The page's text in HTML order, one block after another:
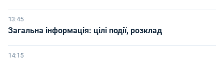
13:45
Загальна інформація: цілі події, розклад
14:15